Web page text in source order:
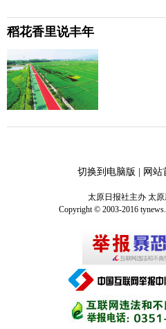
稻花香里说丰年
切换到电脑版 | 网站
太原日报社主办 太
Copyright © 2003-2016